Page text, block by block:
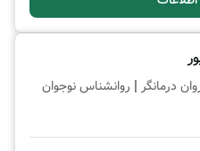
درمانگر | روانشناس نوجوان